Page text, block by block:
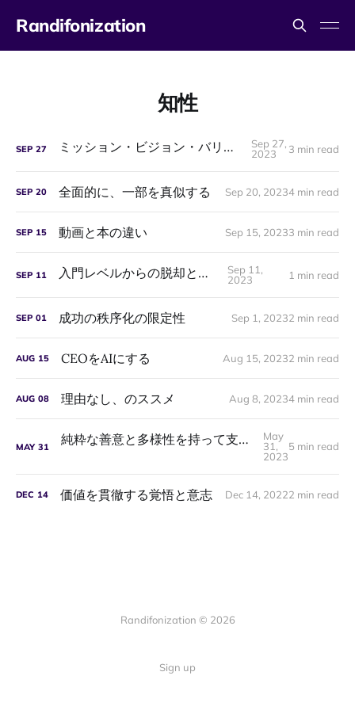
Randifonization
知性
SEP 27 ミッション・ビジョン・バリューと人間性
Sep 27,
2023
3 min read
SEP 20 全面的に、一部を真似する Sep 20, 20234 min read
SEP 15 動画と本の違い Sep 15, 20233 min read
SEP 11 入門レベルからの脱却と捨象
Sep 11,
2023
1 min read
SEP 01 成功の秩序化の限定性 Sep 1, 20232 min read
AUG 15 CEOをAIにする Aug 15, 20232 min read
AUG 08 理由なし、のススメ Aug 8, 20234 min read
MAY 31 純粋な善意と多様性を持って支援できる人なんてほとんどいない
May
31,
2023
5 min read
DEC 14 価値を貫徹する覚悟と意志 Dec 14, 20222 min read
Randifonization © 2026
Sign up